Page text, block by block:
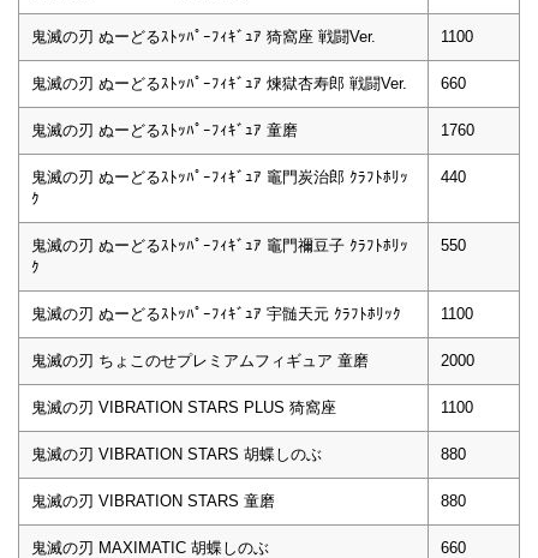
鬼滅の刃 ぬーどるｽﾄｯﾊﾟｰﾌｨｷﾞｭｱ 猗窩座 戦闘Ver. 1100
鬼滅の刃 ぬーどるｽﾄｯﾊﾟｰﾌｨｷﾞｭｱ 煉獄杏寿郎 戦闘Ver. 660
鬼滅の刃 ぬーどるｽﾄｯﾊﾟｰﾌｨｷﾞｭｱ 童磨 1760
鬼滅の刃 ぬーどるｽﾄｯﾊﾟｰﾌｨｷﾞｭｱ 竈門炭治郎 ｸﾗﾌﾄﾎﾘｯ
ｸ
440
鬼滅の刃 ぬーどるｽﾄｯﾊﾟｰﾌｨｷﾞｭｱ 竈門禰豆子 ｸﾗﾌﾄﾎﾘｯ
ｸ
550
鬼滅の刃 ぬーどるｽﾄｯﾊﾟｰﾌｨｷﾞｭｱ 宇髄天元 ｸﾗﾌﾄﾎﾘｯｸ 1100
鬼滅の刃 ちょこのせプレミアムフィギュア 童磨 2000
鬼滅の刃 VIBRATION STARS PLUS 猗窩座 1100
鬼滅の刃 VIBRATION STARS 胡蝶しのぶ 880
鬼滅の刃 VIBRATION STARS 童磨 880
鬼滅の刃 MAXIMATIC 胡蝶しのぶ 660